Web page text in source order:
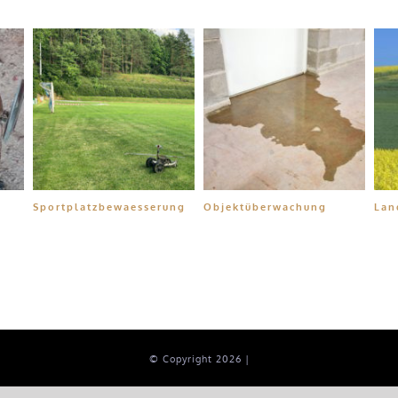
Sportplatzbewaesserung Objektüberwachung
© Copyright 2026 |